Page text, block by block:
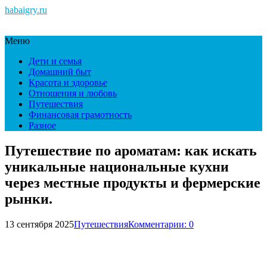
habaigry.ru
Меню
Дети и семья
Домашний быт
Красота и здоровье
Отношения и любовь
Путешествия
Финансовая грамотность
Разное
Путешествие по ароматам: как искать
уникальные национальные кухни
через местные продукты и фермерские
рынки.
13 сентября 2025ПутешествияКомментарии: 0